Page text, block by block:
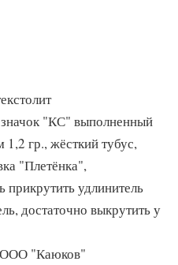
"КС" выполненный
гр., жёсткий тубус,
"Плетёнка",
удлинитель
достаточно выкрутить у
ООО "Каюков"